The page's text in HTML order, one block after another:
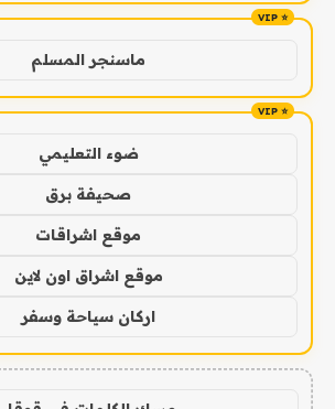
ماسنجر المسلم
ضوء التعليمي
صحيفة برق
موقع اشراقات
موقع اشراق اون لاين
اركان سياحة وسفر